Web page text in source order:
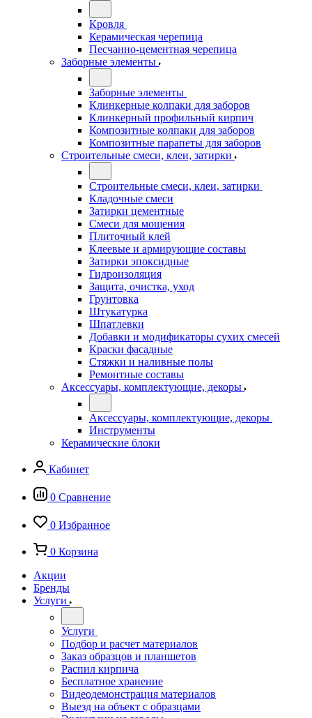
Кровля
Керамическая черепица
Песчанно-цементная черепица
Заборные элементы
Заборные элементы
Клинкерные колпаки для заборов
Клинкерный профильный кирпич
Композитные колпаки для заборов
Композитные парапеты для заборов
Строительные смеси, клеи, затирки
Строительные смеси, клеи, затирки
Кладочные смеси
Затирки цементные
Смеси для мощения
Плиточный клей
Клеевые и армирующие составы
Затирки эпоксидные
Гидроизоляция
Защита, очистка, уход
Грунтовка
Штукатурка
Шпатлевки
Добавки и модификаторы сухих смесей
Краски фасадные
Стяжки и наливные полы
Ремонтные составы
Аксессуары, комплектующие, декоры
Аксессуары, комплектующие, декоры
Инструменты
Керамические блоки
Кабинет
0 Сравнение
0 Избранное
0 Корзина
Акции
Бренды
Услуги
Услуги
Подбор и расчет материалов
Заказ образцов и планшетов
Распил кирпича
Бесплатное хранение
Видеодемонстрация материалов
Выезд на объект с образцами